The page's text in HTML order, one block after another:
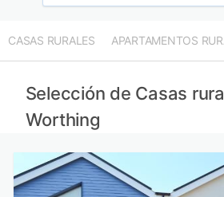
CASAS RURALES APARTAMENTOS
Selección de Casas
Worthing